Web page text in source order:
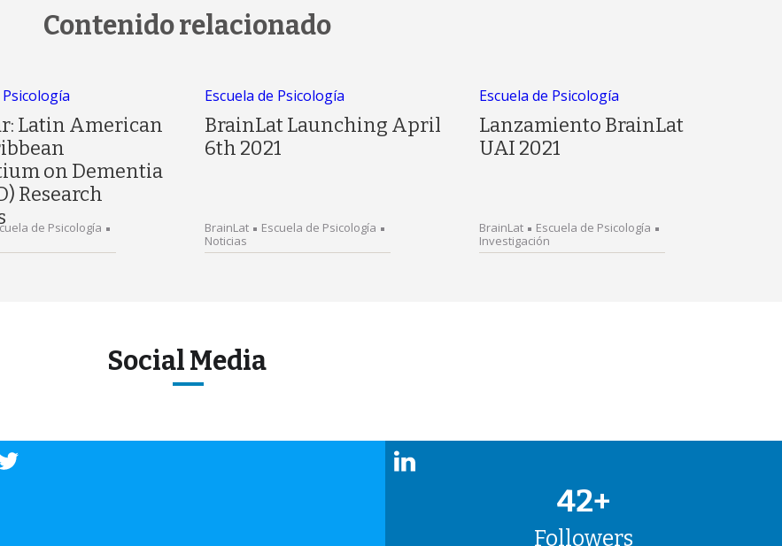
Contenido relacionado
Psicología
Latin American
on Dementia
Research
de Psicología
Escuela de Psicología
BrainLat Launching April
6th 2021
BrainLat
Escuela de Psicología
Noticias
Escuela de Psicología
Lanzamiento BrainLat
UAI 2021
BrainLat
Escuela de Psicología
Investigación
Social Media
42+
Followers